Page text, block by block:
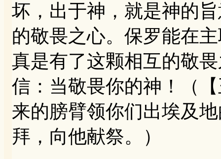
坏，出于神，就是神的
的敬畏之心。保罗能在
真是有了这颗相互的敬
信：当敬畏你的神！（
来的膀臂领你们出埃及
拜，向他献祭。）